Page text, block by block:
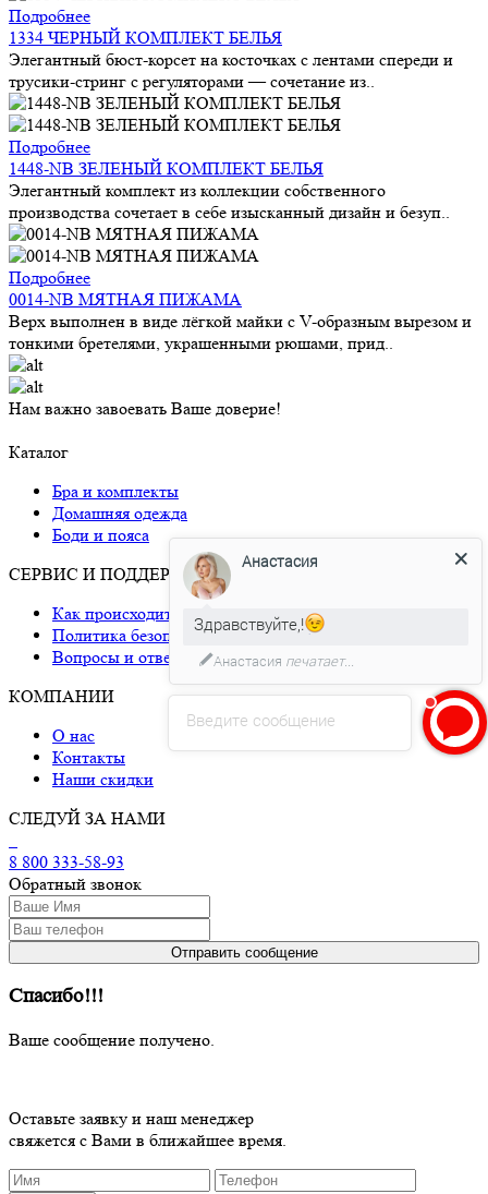
Подробнее
1334 ЧЕРНЫЙ КОМПЛЕКТ БЕЛЬЯ
Элегантный бюст-корсет на косточках с лентами спереди и
трусики-стринг с регуляторами — сочетание из..
Подробнее
1448-NB ЗЕЛЕНЫЙ КОМПЛЕКТ БЕЛЬЯ
Элегантный комплект из коллекции собственного
производства сочетает в себе изысканный дизайн и безуп..
Подробнее
0014-NB МЯТНАЯ ПИЖАМА
Верх выполнен в виде лёгкой майки с V-образным вырезом и
тонкими бретелями, украшенными рюшами, прид..
Нам важно завоевать Ваше доверие!
Каталог
Бра и комплекты
Домашняя одежда
Боди и пояса
СЕРВИС И ПОДДЕРЖКА
Как происходит доставка
Политика безопасности
Вопросы и ответы
КОМПАНИИ
О нас
Контакты
Наши скидки
СЛЕДУЙ ЗА НАМИ
8 800 333-58-93
Обратный звонок
Спасибо!!!
Ваше сообщение получено.
Оставьте заявку и наш менеджер
свяжется с Вами в ближайшее время.
Введите сообщение
Анастасия
Здравствуйте,!
Анастасия печатает...